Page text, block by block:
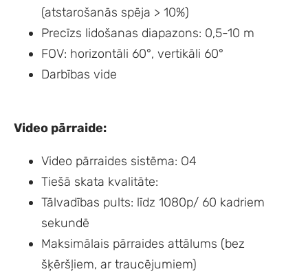
(atstarošanās spēja > 10%)
Precīzs lidošanas diapazons: 0,5-10 m
FOV: horizontāli 60°, vertikāli 60°
Darbības vide
Video pārraide:
Video pārraides sistēma: O4
Tiešā skata kvalitāte:
Tālvadības pults: līdz 1080p/ 60 kadriem
sekundē
Maksimālais pārraides attālums (bez
šķēršļiem, ar traucējumiem)